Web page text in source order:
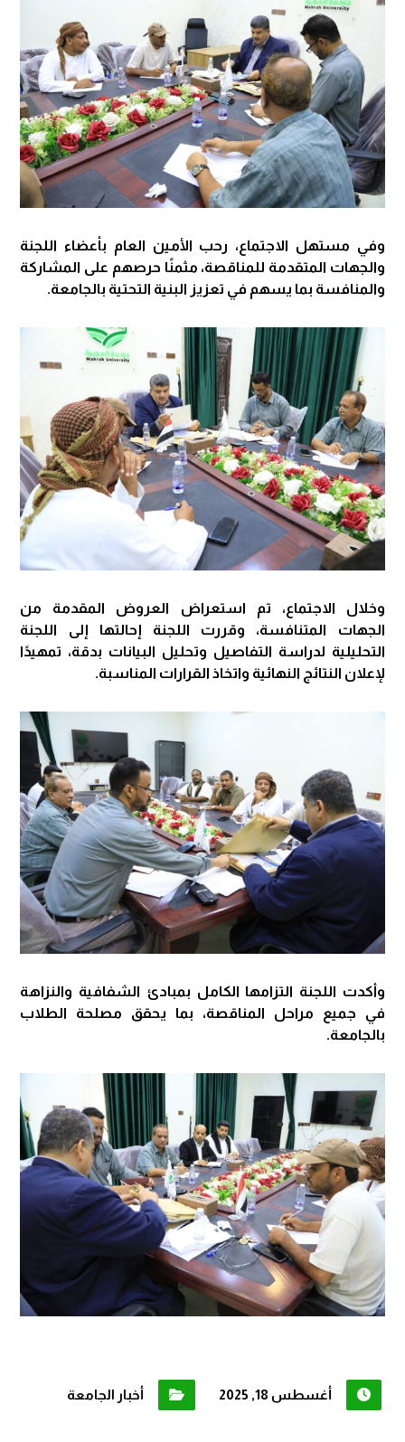
وفي مستهل الاجتماع، رحب الأمين العام بأعضاء اللجنة
والجهات المتقدمة للمناقصة، مثمنًا حرصهم على المشاركة
والمنافسة بما يسهم في تعزيز البنية التحتية بالجامعة.
وخلال الاجتماع، تم استعراض العروض المقدمة من
الجهات المتنافسة، وقررت اللجنة إحالتها إلى اللجنة
التحليلية لدراسة التفاصيل وتحليل البيانات بدقة، تمهيدًا
لإعلان النتائج النهائية واتخاذ القرارات المناسبة.
وأكدت اللجنة التزامها الكامل بمبادئ الشفافية والنزاهة
في جميع مراحل المناقصة، بما يحقق مصلحة الطلاب
بالجامعة.
أغسطس 18, 2025 أخبار الجامعة